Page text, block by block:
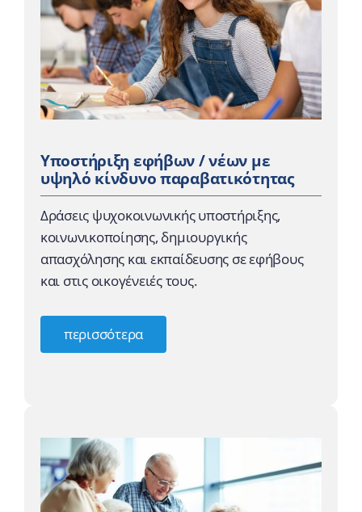
Υποστήριξη εφήβων / νέων με
υψηλό κίνδυνο παραβατικότητας
Δράσεις ψυχοκοινωνικής υποστήριξης,
κοινωνικοποίησης, δημιουργικής
απασχόλησης και εκπαίδευσης σε εφήβους
και στις οικογένειές τους.
περισσότερα